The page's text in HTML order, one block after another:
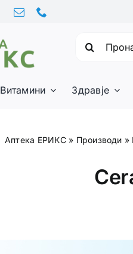
Витамини Здравје
Аптека ЕРИКС» Производи »